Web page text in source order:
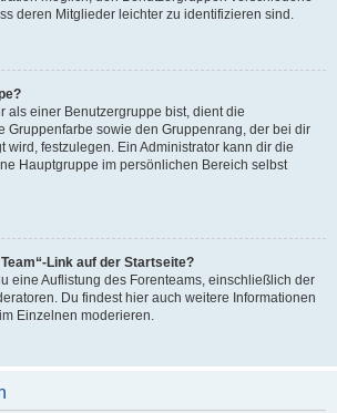
deren Mitglieder leichter zu identifizieren sind.
als einer Benutzergruppe bist, dient die
Gruppenfarbe sowie den Gruppenrang, der bei dir
wird, festzulegen. Ein Administrator kann dir die
Hauptgruppe im persönlichen Bereich selbst
Link auf der Startseite?
eine Auflistung des Forenteams, einschließlich der
Du findest hier auch weitere Informationen
Einzelnen moderieren.